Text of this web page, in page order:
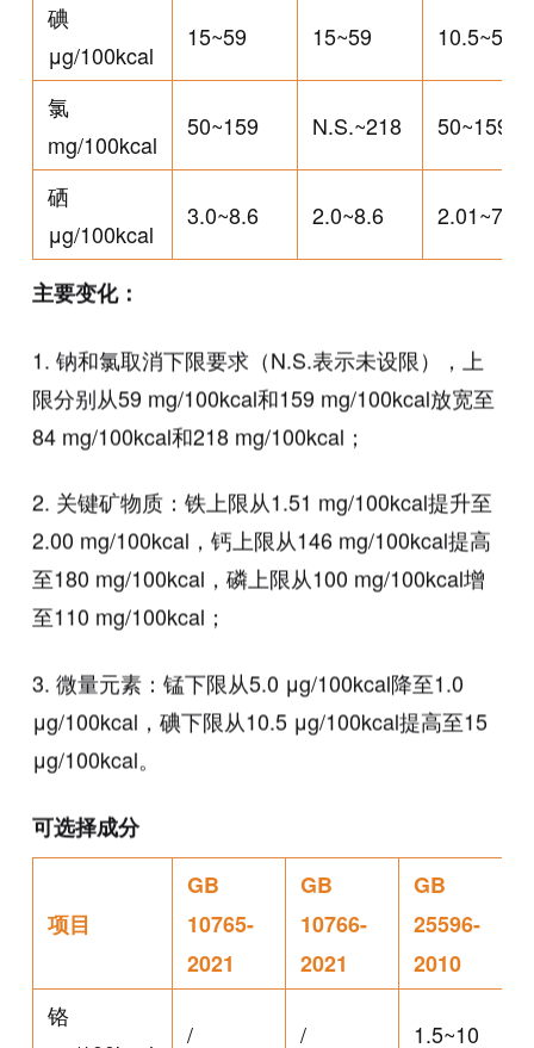
碘
μg/100kcal
15~59 15~59 10.5~58.6
氯
mg/100kcal
50~159 N.S.~218 50~159
硒
μg/100kcal
3.0~8.6 2.0~8.6 2.01~7.95
主要变化：
1. 钠和氯取消下限要求（N.S.表示未设限），上
限分别从59 mg/100kcal和159 mg/100kcal放宽至
84 mg/100kcal和218 mg/100kcal；
2. 关键矿物质：铁上限从1.51 mg/100kcal提升至
2.00 mg/100kcal，钙上限从146 mg/100kcal提高
至180 mg/100kcal，磷上限从100 mg/100kcal增
至110 mg/100kcal；
3. 微量元素：锰下限从5.0 μg/100kcal降至1.0
μg/100kcal，碘下限从10.5 μg/100kcal提高至15
μg/100kcal。
可选择成分
项目
GB
10765-
2021
GB
10766-
2021
GB
25596-
2010
铬
/ / 1.5~10